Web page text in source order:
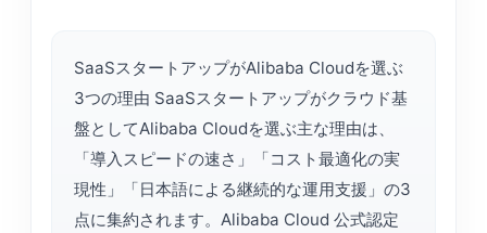
SaaSスタートアップがAlibaba Cloudを選ぶ
3つの理由 SaaSスタートアップがクラウド基
盤としてAlibaba Cloudを選ぶ主な理由は、
「導入スピードの速さ」「コスト最適化の実
現性」「日本語による継続的な運用支援」の3
点に集約されます。Alibaba Cloud 公式認定